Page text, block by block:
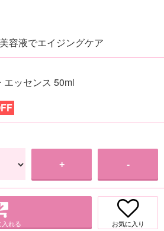
容液でエイジングケア
エッセンス 50ml
+ -
れる お気に入り